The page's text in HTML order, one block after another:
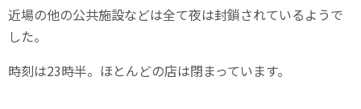
近場の他の公共施設などは全て夜は封鎖されているようで
した。
時刻は23時半。ほとんどの店は閉まっています。